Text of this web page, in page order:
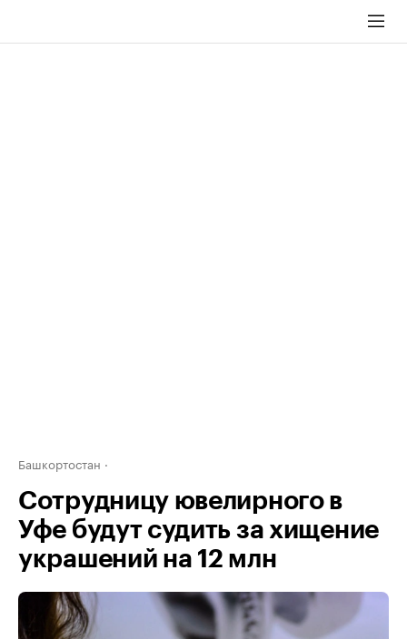
Башкортостан
Сотрудницу ювелирного в
Уфе будут судить за хищение
украшений на 12 млн